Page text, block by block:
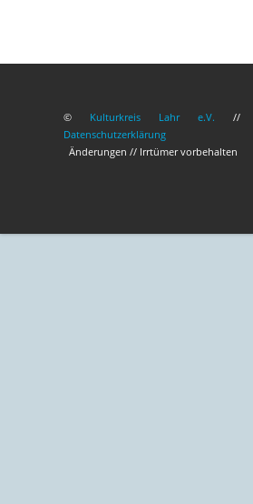
© Kulturkreis Lahr e.V. //
Datenschutzerklärung
Änderungen // Irrtümer vorbehalten